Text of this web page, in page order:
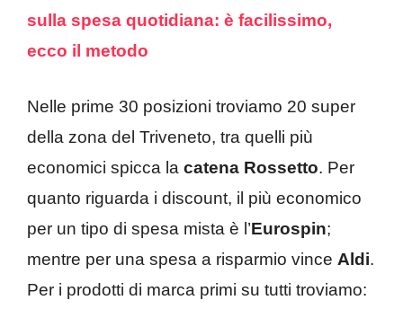
sulla spesa quotidiana: è facilissimo,
ecco il metodo
Nelle prime 30 posizioni troviamo 20 super
della zona del Triveneto, tra quelli più
economici spicca la catena Rossetto. Per
quanto riguarda i discount, il più economico
per un tipo di spesa mista è l’Eurospin;
mentre per una spesa a risparmio vince Aldi.
Per i prodotti di marca primi su tutti troviamo: